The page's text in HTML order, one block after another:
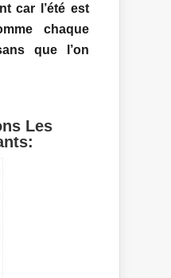
car l’été est
chaque
que l’on
Les